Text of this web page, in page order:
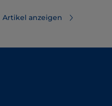
Artikel anzeigen